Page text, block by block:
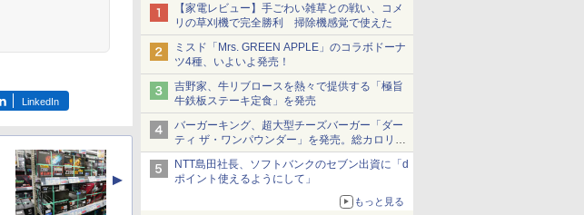
【家電レビュー】手ごわい雑草との戦い、コメ
リの草刈機で完全勝利 掃除機感覚で使えた
ミスド「Mrs. GREEN APPLE」のコラボドーナ
ツ4種、いよいよ発売！
吉野家、牛リブロースを熱々で提供する「極旨
牛鉄板ステーキ定食」を発売
バーガーキング、超大型チーズバーガー「ダー
ティ ザ・ワンパウンダー」を発売。総カロリー
約1656kcal、総重量約527g！
NTT島田社長、ソフトバンクのセブン出資に「d
ポイント使えるようにして」
もっと見る
LinkedIn
▲